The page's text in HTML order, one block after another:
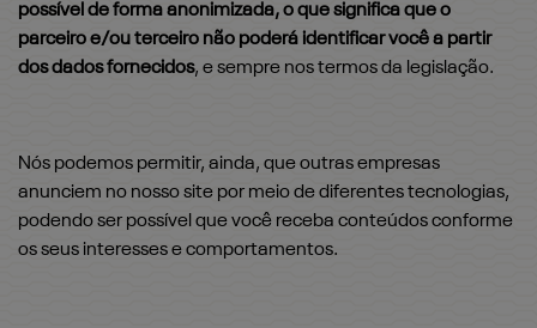
possível de forma anonimizada, o que significa que o
parceiro e/ou terceiro não poderá identificar você a partir
dos dados fornecidos, e sempre nos termos da legislação.
Nós podemos permitir, ainda, que outras empresas
anunciem no nosso site por meio de diferentes tecnologias,
podendo ser possível que você receba conteúdos conforme
os seus interesses e comportamentos.